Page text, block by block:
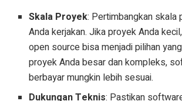
Skala Proyek: Pertimbangkan skala
Anda kerjakan. Jika proyek Anda
open source bisa menjadi pilihan
proyek Anda besar dan kompleks,
berbayar mungkin lebih sesuai.
Dukungan Teknis: Pastikan